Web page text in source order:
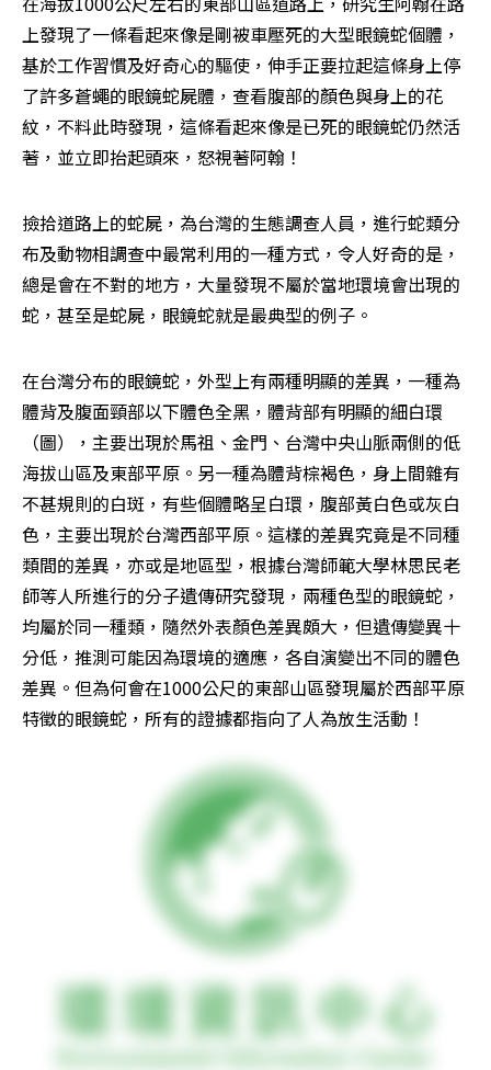
上發現了一條看起來像是剛被車壓死的大型眼鏡蛇個體，
基於工作習慣及好奇心的驅使，伸手正要拉起這條身上停
了許多蒼蠅的眼鏡蛇屍體，查看腹部的顏色與身上的花
紋，不料此時發現，這條看起來像是已死的眼鏡蛇仍然活
著，並立即抬起頭來，怒視著阿翰！
撿拾道路上的蛇屍，為台灣的生態調查人員，進行蛇類分
布及動物相調查中最常利用的一種方式，令人好奇的是，
總是會在不對的地方，大量發現不屬於當地環境會出現的
蛇，甚至是蛇屍，眼鏡蛇就是最典型的例子。
在台灣分布的眼鏡蛇，外型上有兩種明顯的差異，一種為
體背及腹面頸部以下體色全黑，體背部有明顯的細白環
（圖），主要出現於馬祖、金門、台灣中央山脈兩側的低
海拔山區及東部平原。另一種為體背棕褐色，身上間雜有
不甚規則的白斑，有些個體略呈白環，腹部黃白色或灰白
色，主要出現於台灣西部平原。這樣的差異究竟是不同種
類間的差異，亦或是地區型，根據台灣師範大學林思民老
師等人所進行的分子遺傳研究發現，兩種色型的眼鏡蛇，
均屬於同一種類，隨然外表顏色差異頗大，但遺傳變異十
分低，推測可能因為環境的適應，各自演變出不同的體色
差異。但為何會在1000公尺的東部山區發現屬於西部平原
特徵的眼鏡蛇，所有的證據都指向了人為放生活動！